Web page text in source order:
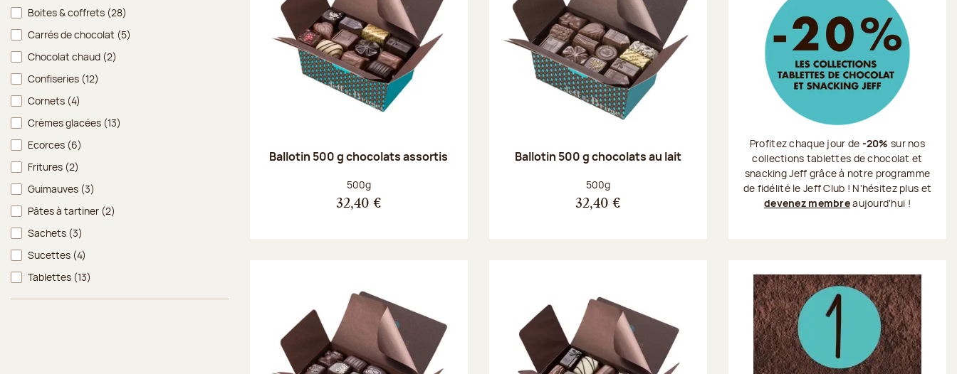
Boites & coffrets (28)
Carrés de chocolat (5)
Chocolat chaud (2)
Confiseries (12)
Cornets (4)
Crèmes glacées (13)
Ecorces (6)
Fritures (2)
Guimauves (3)
Pâtes à tartiner (2)
Sachets (3)
Sucettes (4)
Tablettes (13)
Ballotin 500 g chocolats assortis
Poids net :
500g
32,40 €
Ballotin 500 g chocolats au lait
Poids net :
500g
32,40 €
Profitez chaque jour de -20% sur nos
collections tablettes de chocolat et
snacking Jeff grâce à notre programme
de fidélité le Jeff Club ! N'hésitez plus et
devenez membreaujourd'hui !